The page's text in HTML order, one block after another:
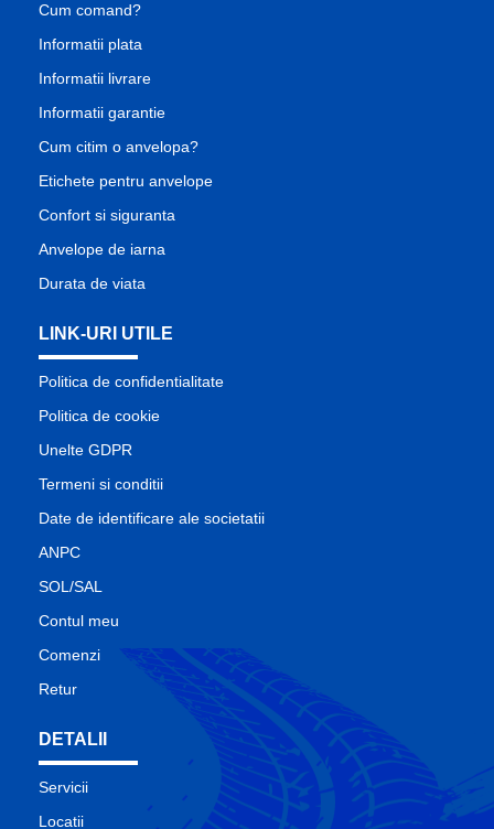
Cum comand?
Informatii plata
Informatii livrare
Informatii garantie
Cum citim o anvelopa?
Etichete pentru anvelope
Confort si siguranta
Anvelope de iarna
Durata de viata
LINK-URI UTILE
Politica de confidentialitate
Politica de cookie
Unelte GDPR
Termeni si conditii
Date de identificare ale societatii
ANPC
SOL/SAL
Contul meu
Comenzi
Retur
DETALII
Servicii
Locatii